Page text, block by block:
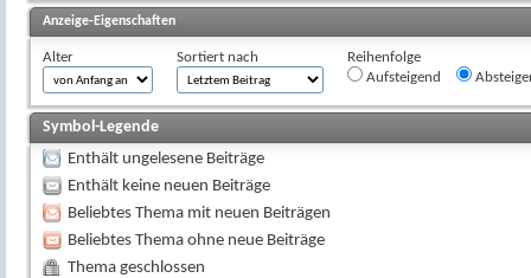
Anzeige-Eigenschaften
Alter Sortiert nach
Reihenfolge
Aufsteigend
Symbol-Legende
Enthält ungelesene Beiträge
Enthält keine neuen Beiträge
Beliebtes Thema mit neuen Beiträgen
Beliebtes Thema ohne neue Beiträge
Thema geschlossen